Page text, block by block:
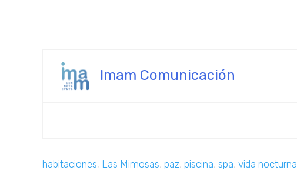
Imam Comunicación
habitaciones, Las Mimosas, paz, piscina, spa, vida nocturna